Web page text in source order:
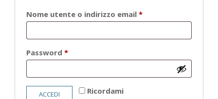
Nome utente o indirizzo email *Richiesto
Password *Richiesto
Ricordami
ACCEDI